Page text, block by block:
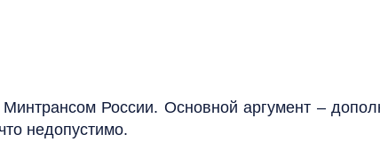
России. Основной аргумент –
недопустимо.